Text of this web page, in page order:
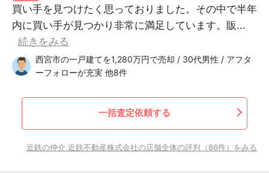
買い手を見つけたく思っておりました。その中で半年
内に買い手が見つかり非常に満足しています。販...
続きをみる
西宮市の一戸建てを1,280万円で売却 / 30代男性 / アフタ
ーフォローが充実 他8件
一括査定依頼する
近鉄の仲介 近鉄不動産株式会社の店舗全体の評判（86件）をみる